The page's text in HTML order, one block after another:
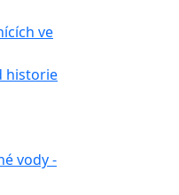
ve
historie
vody -